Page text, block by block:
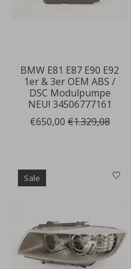
BMW E81 E87 E90 E92
1er & 3er OEM ABS /
DSC Modulpumpe
NEU! 34506777161
€650,00 €1.329,08
Sale